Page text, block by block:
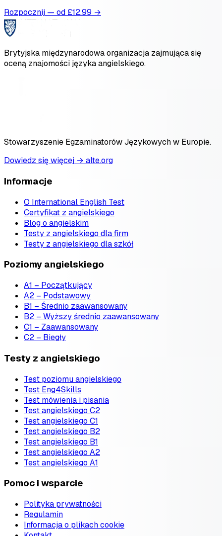
Rozpocznij — od £12.99 →
Brytyjska międzynarodowa organizacja zajmująca się
oceną znajomości języka angielskiego.
Stowarzyszenie Egzaminatorów Językowych w Europie.
Dowiedz się więcej → alte.org
Informacje
O International English Test
Certyfikat z angielskiego
Blog o angielskim
Testy z angielskiego dla firm
Testy z angielskiego dla szkół
Poziomy angielskiego
A1 – Początkujący
A2 – Podstawowy
B1 – Średnio zaawansowany
B2 – Wyższy średnio zaawansowany
C1 – Zaawansowany
C2 – Biegły
Testy z angielskiego
Test poziomu angielskiego
Test Eng4Skills
Test mówienia i pisania
Test angielskiego C2
Test angielskiego C1
Test angielskiego B2
Test angielskiego B1
Test angielskiego A2
Test angielskiego A1
Pomoc i wsparcie
Polityka prywatności
Regulamin
Informacja o plikach cookie